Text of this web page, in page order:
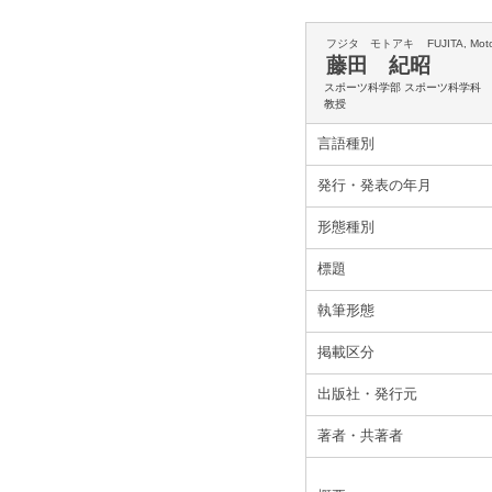
フジタ モトアキ FUJITA,
藤田 紀昭
スポーツ科学部 スポーツ科学科
教授
言語種別
発行・発表の年月
形態種別
標題
執筆形態
掲載区分
出版社・発行元
著者・共著者